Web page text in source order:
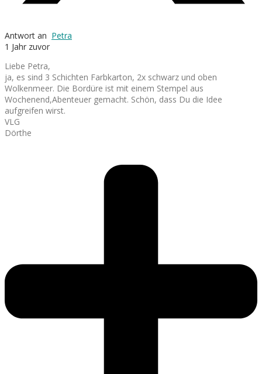
Antwort an Petra
1 Jahr zuvor
Liebe Petra,
ja, es sind 3 Schichten Farbkarton, 2x schwarz und oben
Wolkenmeer. Die Bordüre ist mit einem Stempel aus
Wochenend,Abenteuer gemacht. Schön, dass Du die Idee
aufgreifen wirst.
VLG
Dörthe